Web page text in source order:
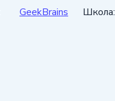
GeekBrains Школа: